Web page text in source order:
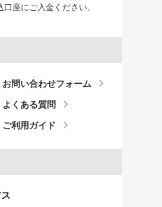
座にご入金ください。
お問い合わせフォーム
よくある質問
ご利用ガイド